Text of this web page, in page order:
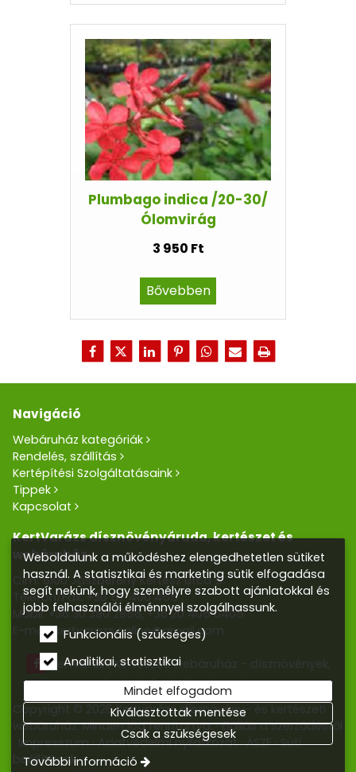
Plumbago indica /20-30/
Ólomvirág
3 950 Ft
Bővebben
Navigáció
Webáruház kategóriák
Rendelés, szállítás
Kertépítési Szolgáltatásaink
Tippek
Kapcsolat
KertVarázs dísznövényáruda, kertészet és
webáruház
Cím: 5100 Jászberény Kertész utca 5.
Telefon/Fax:+36 57 400 455
Mobil:+36 30 390 2856,+36 20 405 0405
E-mail:kertvarazs.online@gmail.com
Kertvarázs Kertészeti webáruház - dísznövények,
kerti tó, öntözőrendszerek
Copyright © 2026 Kertvarázs dísznövény- és kertészeti
webáruház. Minden jog fenntartva. Elállás a szerződéstől
Impresszum Adatvédelmi nyilatkozat ÁSZF Süti
beállítások
Weboldalunk a működéshez elengedhetetlen sütiket
használ. A statisztikai és marketing sütik elfogadása
segít nekünk, hogy személyre szabott ajánlatokkal és
jobb felhasználói élménnyel szolgálhassunk.
Funkcionális (szükséges)
Analitikai, statisztikai
Mindet elfogadom
Kiválasztottak mentése
Csak a szükségesek
További információ